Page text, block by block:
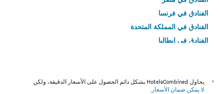
الفنادق في فرنسا
الفنادق في المملكة المتحدة
الفنادق في إيطاليا
*
يحاول HotelsCombined بشكل دائم الحصول على الأسعار الدقيقة، ولكن
لا يمكن ضمان الأسعار .